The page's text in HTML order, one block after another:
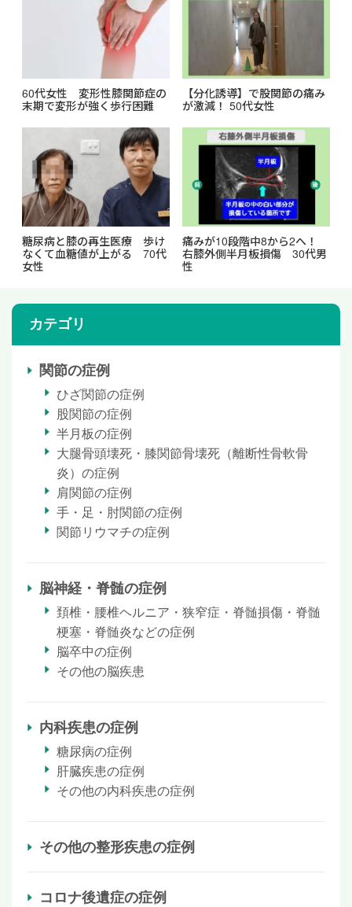
60代女性 変形性膝関節症の
末期で変形が強く歩行困難
【分化誘導】で股関節の痛み
が激減！ 50代女性
糖尿病と膝の再生医療 歩け
なくて血糖値が上がる 70代
女性
痛みが10段階中8から2へ！
右膝外側半月板損傷 30代男
性
カテゴリ
関節の症例
ひざ関節の症例
股関節の症例
半月板の症例
大腿骨頭壊死・膝関節骨壊死（離断性骨軟骨
炎）の症例
肩関節の症例
手・足・肘関節の症例
関節リウマチの症例
脳神経・脊髄の症例
頚椎・腰椎ヘルニア・狭窄症・脊髄損傷・脊髄
梗塞・脊髄炎などの症例
脳卒中の症例
その他の脳疾患
内科疾患の症例
糖尿病の症例
肝臓疾患の症例
その他の内科疾患の症例
その他の整形疾患の症例
コロナ後遺症の症例